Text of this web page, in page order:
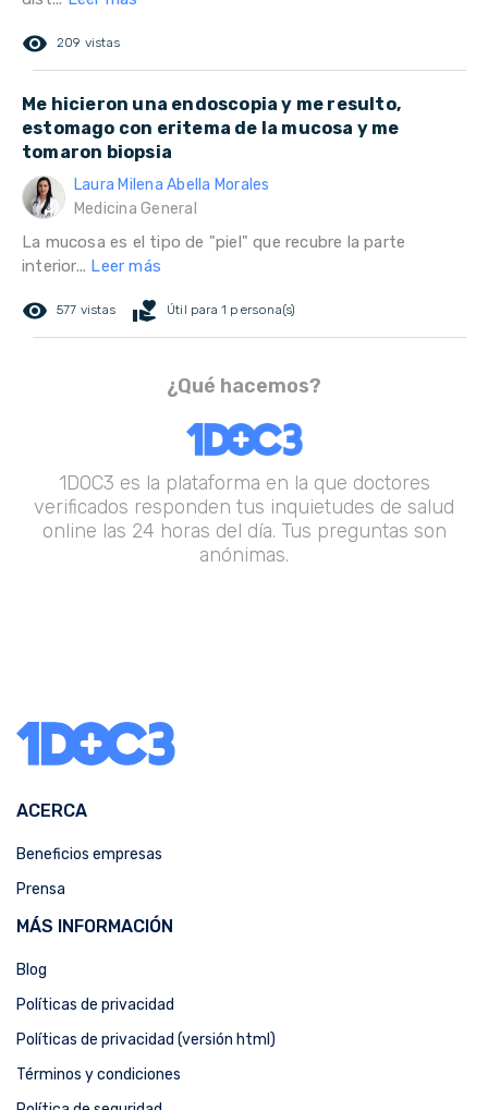
remove_red_eye 209 vistas
Me hicieron una endoscopia y me resulto,
estomago con eritema de la mucosa y me
tomaron biopsia
Laura Milena Abella Morales
Medicina General
La mucosa es el tipo de "piel" que recubre la parte
interior... Leer más
remove_red_eye 577 vistas volunteer_activism Útil para 1 persona(s)
¿Qué hacemos?
1DOC3 es la plataforma en la que doctores
verificados responden tus inquietudes de salud
online las 24 horas del día. Tus preguntas son
anónimas.
ACERCA
Beneficios empresas
Prensa
MÁS INFORMACIÓN
Blog
Políticas de privacidad
Políticas de privacidad (versión html)
Términos y condiciones